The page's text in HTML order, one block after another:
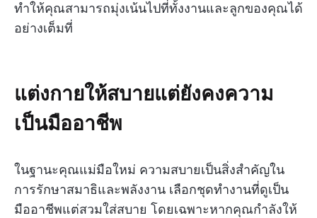
ทำให้คุณสามารถมุ่งเน้นไปที่ทั้งงานและลูกของคุณได้
อย่างเต็มที่
แต่งกายให้สบายแต่ยังคงความ
เป็นมืออาชีพ
ในฐานะคุณแม่มือใหม่ ความสบายเป็นสิ่งสำคัญใน
การรักษาสมาธิและพลังงาน เลือกชุดทำงานที่ดูเป็น
มืออาชีพแต่สวมใส่สบาย โดยเฉพาะหากคุณกำลังให้